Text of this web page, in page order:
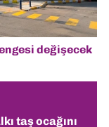
değişecek
taş ocağını